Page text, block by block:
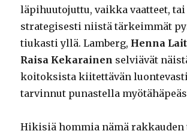
läpihuutojuttu, vaikka vaatteet,
strategisesti niistä tärkeimmät
tiukasti yllä. Lamberg, Henna
Raisa Kekarainen selviävät
koitoksista kiitettävän
tarvinnut punastella
Hikisiä hommia nämä rakkauden